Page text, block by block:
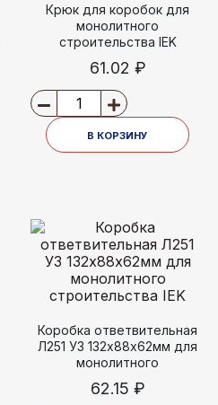
Крюк для коробок для
монолитного
строительства IEK
61.02 ₽
В КОРЗИНУ
Коробка ответвительная
Л251 У3 132х88х62мм для
монолитного
62.15 ₽